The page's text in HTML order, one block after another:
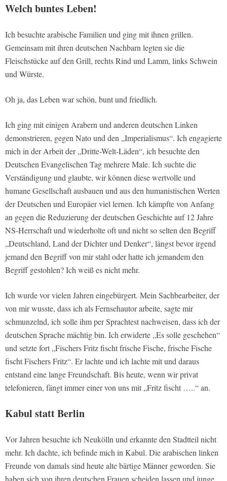
Welch buntes Leben!
Ich besuchte arabische Familien und ging mit ihnen grillen.
Gemeinsam mit ihren deutschen Nachbarn legten sie die
Fleischstücke auf den Grill, rechts Rind und Lamm, links Schwein
und Würste.
Oh ja, das Leben war schön, bunt und friedlich.
Ich ging mit einigen Arabern und anderen deutschen Linken
demonstrieren, gegen Nato und den „Imperialismus“. Ich engagierte
mich in der Arbeit der „Dritte-Welt-Läden“, ich besuchte den
Deutschen Evangelischen Tag mehrere Male. Ich suchte die
Verständigung und glaubte, wir können diese wertvolle und
humane Gesellschaft ausbauen und aus den humanistischen Werten
der Deutschen und Europäer viel lernen. Ich kämpfte von Anfang
an gegen die Reduzierung der deutschen Geschichte auf 12 Jahre
NS-Herrschaft und wiederholte oft und nicht so selten den Begriff
„Deutschland, Land der Dichter und Denker“, längst bevor irgend
jemand den Begriff von mir stahl oder hatte ich jemandem den
Begriff gestohlen? Ich weiß es nicht mehr.
Ich wurde vor vielen Jahren eingebürgert. Mein Sachbearbeiter, der
von mir wusste, dass ich als Fernsehautor arbeite, sagte mir
schmunzelnd, ich solle ihm per Sprachtest nachweisen, dass ich der
deutschen Sprache mächtig bin. Ich erwiderte „Es solle geschehen“
und setzte fort „Fischers Fritz fischt frische Fische, frische Fische
fischt Fischers Fritz“. Er lachte und ich lachte mit und daraus
entstand eine lange Freundschaft. Bis heute, wenn wir privat
telefonieren, fängt immer einer von uns mit „Fritz fischt …..“ an.
Kabul statt Berlin
Vor Jahren besuchte ich Neukölln und erkannte den Stadtteil nicht
mehr. Ich dachte, ich befinde mich in Kabul. Die arabischen linken
Freunde von damals sind heute alte bärtige Männer geworden. Sie